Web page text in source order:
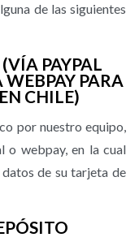
de las siguientes
PAYPAL
WEBPAY PARA
CHILE)
por nuestro equipo,
o webpay, en la cual
de su tarjeta de